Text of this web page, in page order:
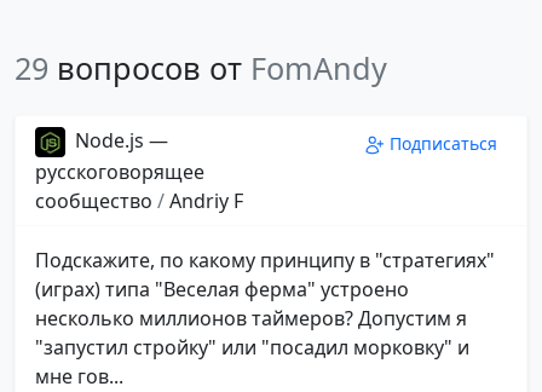
29 вопросов от FomAndy
Node.js —
русскоговорящее
сообщество /Andriy F
Подписаться
Подскажите, по какому принципу в "стратегиях"
(играх) типа "Веселая ферма" устроено
несколько миллионов таймеров? Допустим я
"запустил стройку" или "посадил морковку" и
мне гов...